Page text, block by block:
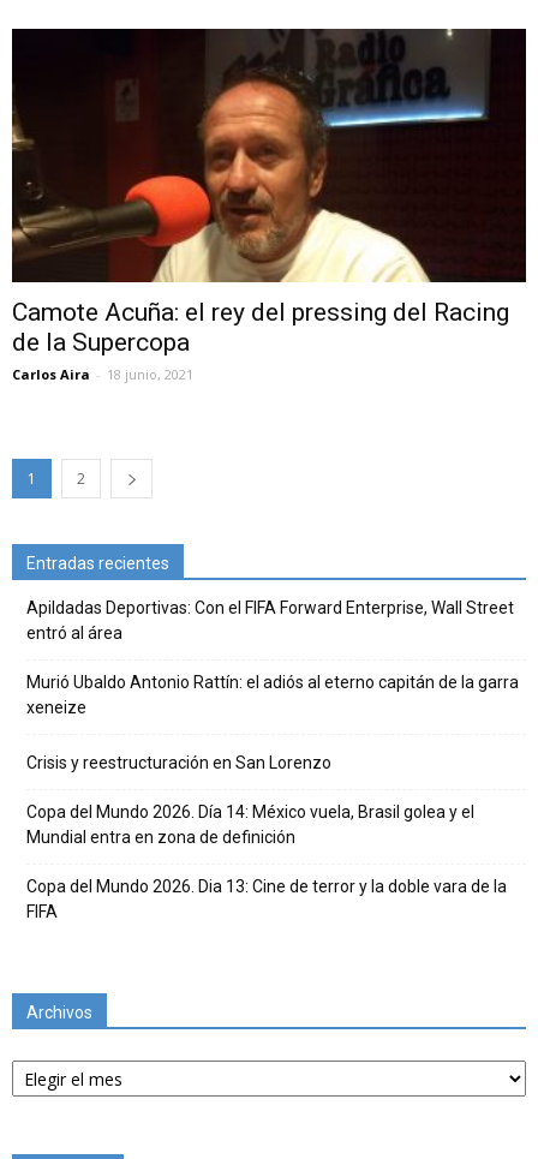
Camote Acuña: el rey del pressing del Racing
de la Supercopa
Carlos Aira - 18 junio, 2021
1 2
Entradas recientes
Apildadas Deportivas: Con el FIFA Forward Enterprise, Wall Street
entró al área
Murió Ubaldo Antonio Rattín: el adiós al eterno capitán de la garra
xeneize
Crisis y reestructuración en San Lorenzo
Copa del Mundo 2026. Día 14: México vuela, Brasil golea y el
Mundial entra en zona de definición
Copa del Mundo 2026. Dia 13: Cine de terror y la doble vara de la
FIFA
Archivos
Archivos